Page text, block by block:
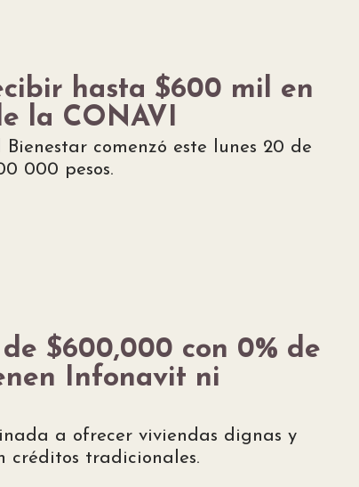
hasta $600 mil en
la CONAVI
comenzó este lunes 20 de
000 pesos.
$600,000 con 0% de
Infonavit ni
a ofrecer viviendas dignas y
créditos tradicionales.